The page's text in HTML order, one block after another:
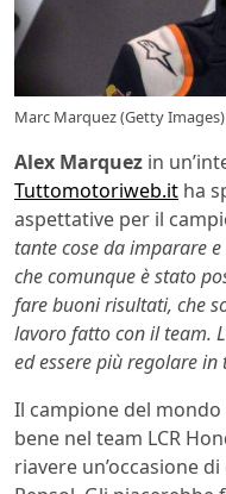
Marc Marquez (Getty Images)
Alex Marquez in
Tuttomotoriweb.it ha
aspettative per il
tante cose da imparare
che comunque è stato
fare buoni risultati, che
lavoro fatto con il team.
ed essere più regolare in
Il campione del
bene nel team LCR
riavere un’occasione